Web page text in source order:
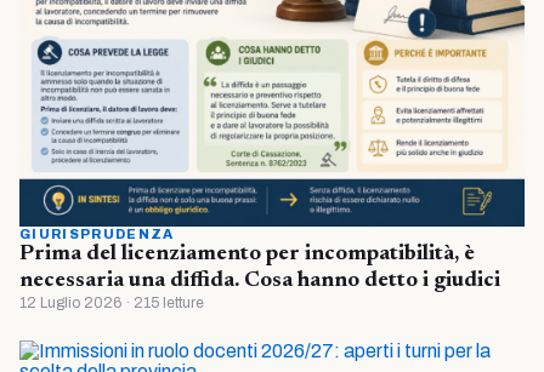
GIURISPRUDENZA
Prima del licenziamento per incompatibilità, è
necessaria una diffida. Cosa hanno detto i giudici
12 Luglio 2026 · 215 letture